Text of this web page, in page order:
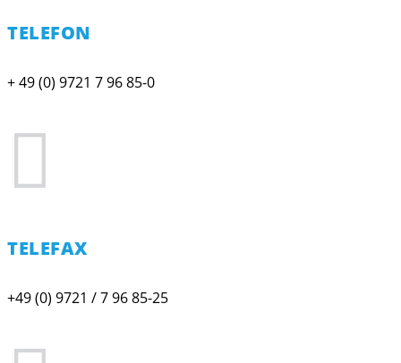
TELEFON
+ 49 (0) 9721 7 96 85-0

TELEFAX
+49 (0) 9721 / 7 96 85-25